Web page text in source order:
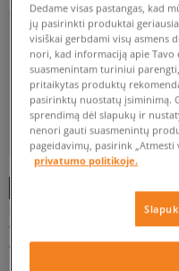
M L XL
DICKIES FILA NIKE
-10% UŽ MAŽ. 70 €, KODAS: SALE
DICKIES MEGZTINIS RUSTON
SWEATER
vyrams
79 €
Dedame visas pastangas, kad
jų pasirinkti produktai
visiškai gerbdami visų asmens
nori, kad informaciją apie Tavo
suasmenintam turiniui
pritaikytas produktų
pasirinktų nuostatų įsiminimą.
sprendimą dėl slapukų ir
nenori gauti suasmenintų
pageidavimų, pasirink
privatumo politikoje.